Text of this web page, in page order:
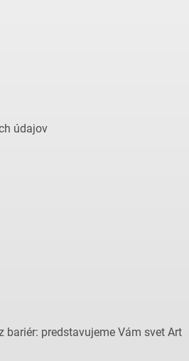
údajov
bariér: predstavujeme Vám svet Art